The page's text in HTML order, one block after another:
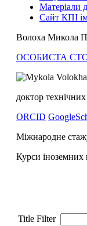
Матеріали
Сайт КПІ
Волоха Микола
ОСОБИСТА
доктор
ORCID
Міжнародне
Курси іноземних
Title Filter